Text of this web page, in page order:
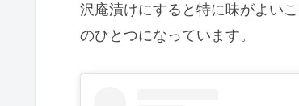
沢庵漬けにすると特に味がよい
のひとつになっています。